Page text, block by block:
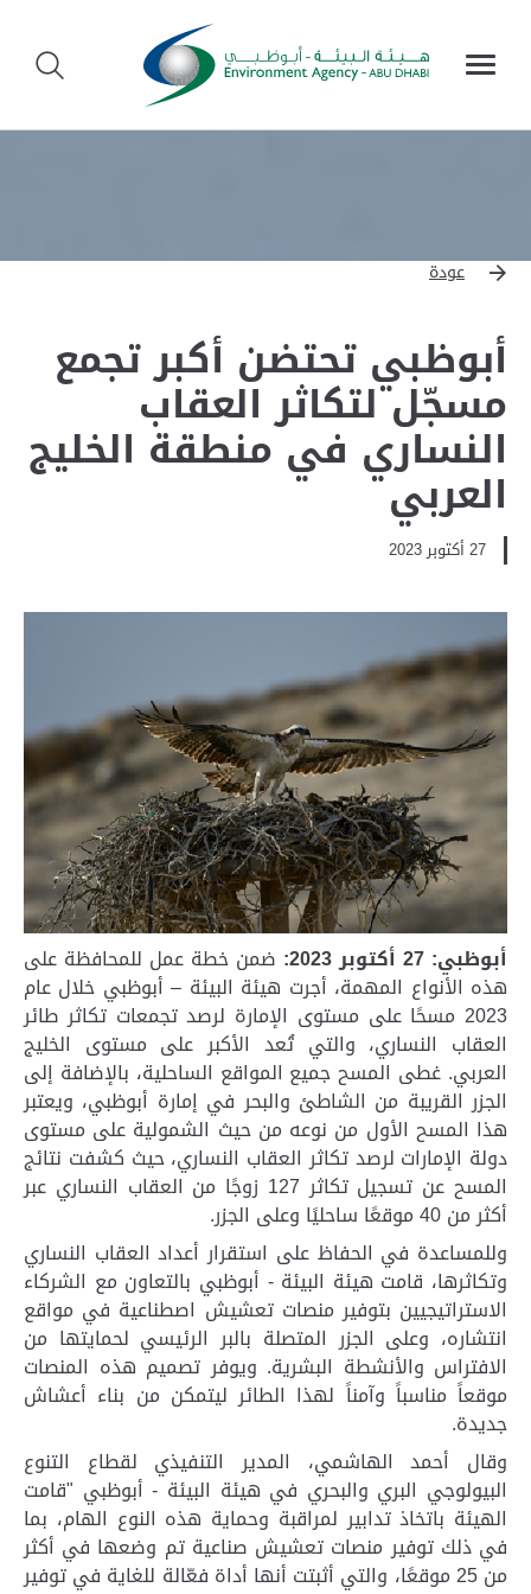
عودة
أبوظبي تحتضن أكبر تجمع
مسجّل لتكاثر العقاب
النساري في منطقة الخليج
العربي
27 أكتوبر 2023
أبوظبي: 27 أكتوبر 2023: ضمن خطة عمل للمحافظة على
هذه الأنواع المهمة، أجرت هيئة البيئة – أبوظبي خلال عام
2023 مسحًا على مستوى الإمارة لرصد تجمعات تكاثر طائر
العقاب النساري، والتي تُعد الأكبر على مستوى الخليج
العربي. غطى المسح جميع المواقع الساحلية، بالإضافة إلى
الجزر القريبة من الشاطئ والبحر في إمارة أبوظبي، ويعتبر
هذا المسح الأول من نوعه من حيث الشمولية على مستوى
دولة الإمارات لرصد تكاثر العقاب النساري، حيث كشفت نتائج
المسح عن تسجيل تكاثر 127 زوجًا من العقاب النساري عبر
أكثر من 40 موقعًا ساحليًا وعلى الجزر.
وللمساعدة في الحفاظ على استقرار أعداد العقاب النساري
وتكاثرها، قامت هيئة البيئة - أبوظبي بالتعاون مع الشركاء
الاستراتيجيين بتوفير منصات تعشيش اصطناعية في مواقع
انتشاره، وعلى الجزر المتصلة بالبر الرئيسي لحمايتها من
الافتراس والأنشطة البشرية. ويوفر تصميم هذه المنصات
موقعاً مناسباً وآمناً لهذا الطائر ليتمكن من بناء أعشاش
جديدة.
وقال أحمد الهاشمي، المدير التنفيذي لقطاع التنوع
البيولوجي البري والبحري في هيئة البيئة - أبوظبي "قامت
الهيئة باتخاذ تدابير لمراقبة وحماية هذه النوع الهام، بما
في ذلك توفير منصات تعشيش صناعية تم وضعها في أكثر
من 25 موقعًا، والتي أثبتت أنها أداة فعّالة للغاية في توفير